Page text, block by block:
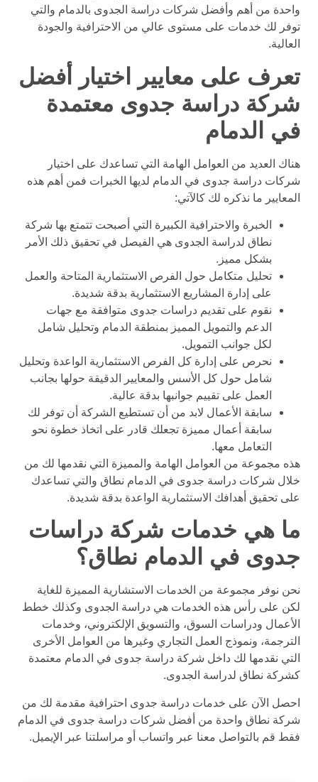
واحدة من أهم وأفضل شركات دراسة الجدوى بالدمام والتي
توفر لك خدمات على مستوى عالي من الاحترافية والجودة
العالية.
تعرف على معايير اختيار أفضل
شركة دراسة جدوى معتمدة
في الدمام
هناك العديد من العوامل الهامة التي تساعدك على اختيار
شركات دراسة جدوى في الدمام لديها الخبرات فمن أهم هذه
المعايير ما نذكره لك كالآتي:
الخبرة والاحترافية الكبيرة التي أصبحت تتمتع بها شركة
نطاق لدراسة الجدوى هي الفيصل في تحقيق ذلك الأمر
بشكل مميز.
تحليل متكامل حول الفرص الاستثمارية المتاحة والعمل
على إدارة المشاريع الاستثمارية بدقة شديدة.
نقوم على تقديم دراسات جدوى متوافقة مع جهات
الدعم والتمويل المميز بمنطقة الدمام وتحليل شامل
لكل جوانب التمويل.
نحرص على إدارة كل الفرص الاستثمارية الواعدة وتحليل
شامل حول كل الأسس والمعايير الدقيقة حولها بجانب
العمل على تقييم جوانبها بدقة عالية.
سابقة الأعمال لابد من أن تستطيع الشركة أن توفر لك
سابقة أعمال مميزة تجعلك قادر على اتخاذ خطوة نحو
التعامل معها.
هذه مجموعة من العوامل الهامة والمميزة التي نقدمها لك من
خلال شركات دراسة جدوى في الدمام نطاق والتي تساعدك
على تحقيق أهدافك الاستثمارية الواعدة بدقة شديدة.
ما هي خدمات شركة دراسات
جدوى في الدمام نطاق؟
نحن نوفر مجموعة من الخدمات الاستشارية المميزة للغاية
لكن على رأس هذه الخدمات هي دراسة الجدوى وكذلك خطط
الأعمال ودراسات السوق، والتسويق الإلكتروني، وخدمات
الترجمة، ونموذج العمل التجاري وغيرها من العوامل الأخرى
التي نقدمها لك داخل شركة دراسة جدوى في الدمام معتمدة
كشركة نطاق لدراسة الجدوى.
احصل الآن على خدمات دراسة جدوى احترافية مقدمة لك من
شركة نطاق واحدة من أفضل شركات دراسة جدوى في الدمام
فقط قم بالتواصل معنا عبر واتساب أو مراسلتنا عبر الإيميل.